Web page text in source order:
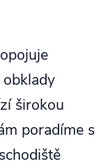
širokou
poradíme s